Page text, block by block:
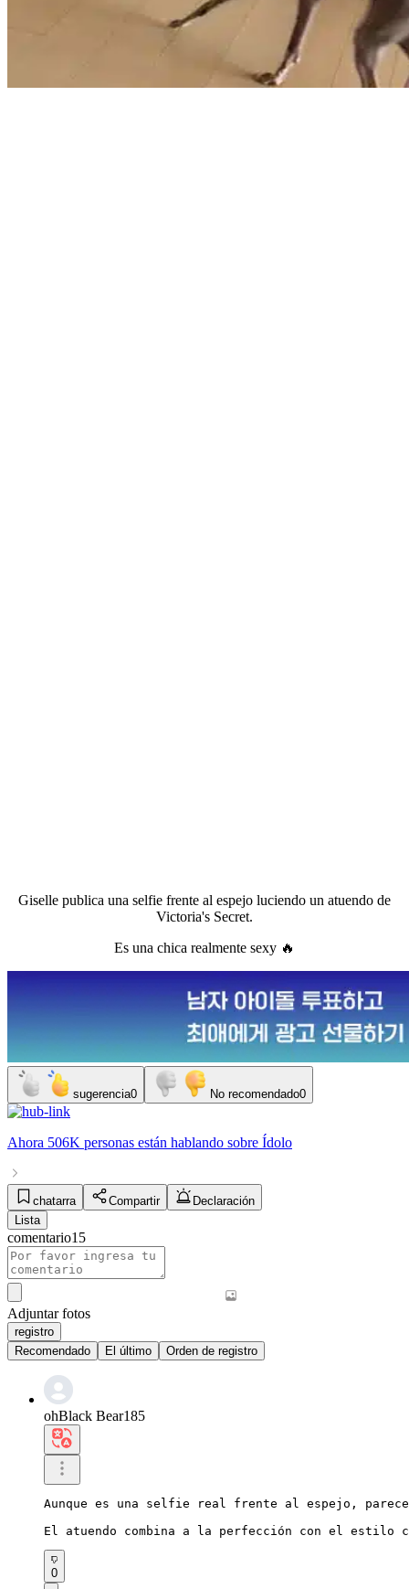
Giselle publica una selfie frente al espejo luciendo un atuendo de
Victoria's Secret.
Es una chica realmente sexy 🔥
sugerencia0 No recomendado0
Ahora 506K personas están hablando sobre Ídolo
chatarra Compartir
Declaración
Lista
comentario15
Adjuntar fotos
registro
Recomendado
El último Orden de registro
ohBlack Bear185
Aunque es una selfie real frente al espejo,
El atuendo combina a la perfección con el
0